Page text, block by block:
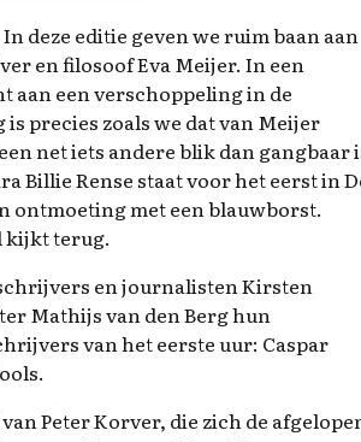
deze editie geven we ruim baan aan
en filosoof Eva Meijer. In een
aan een verschoppeling in de
precies zoals we dat van Meijer
net iets andere blik dan gangbaar
Billie Rense staat voor het eerst in
ontmoeting met een blauwborst.
kijkt terug.
en journalisten Kirsten
Mathijs van den Berg hun
van het eerste uur: Caspar
Peter Korver, die zich de